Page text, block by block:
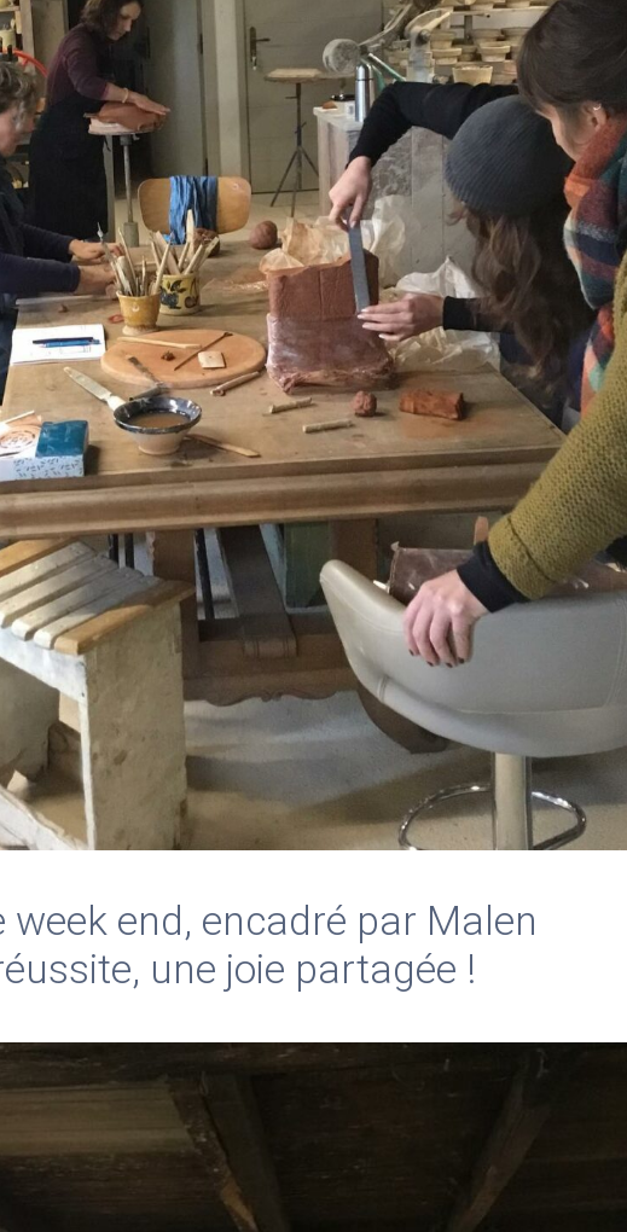
end, encadré par Malen
une joie partagée !